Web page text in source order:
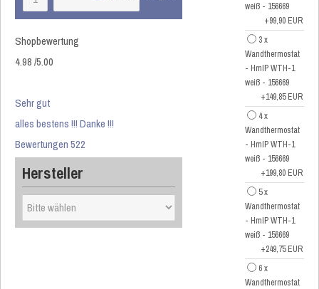
Shopbewertung
4.98/5.00
Sehr gut
alles bestens !!! Danke !!!
Bewertungen 522
Hersteller
weiß - 156669
+99,90 EUR
3 x
Wandthermostat
- HmIP WTH-1
weiß - 156669
+149,85 EUR
4 x
Wandthermostat
- HmIP WTH-1
weiß - 156669
+199,80 EUR
5 x
Wandthermostat
- HmIP WTH-1
weiß - 156669
+249,75 EUR
6 x
Wandthermostat